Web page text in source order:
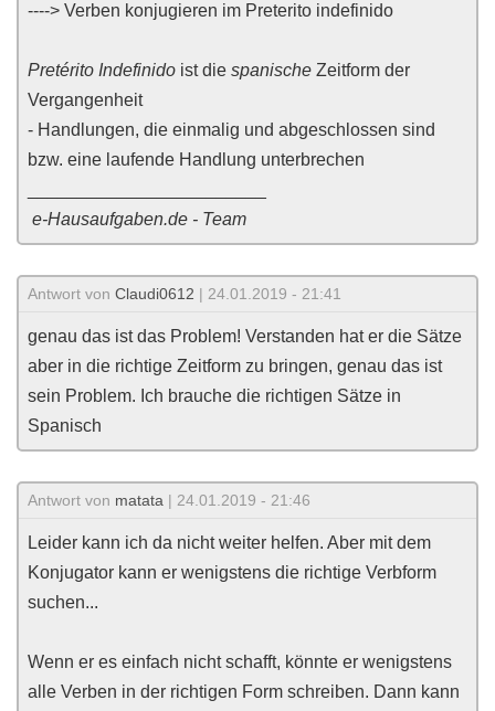
----> Verben konjugieren im Preterito indefinido
Pretérito Indefinido ist die spanische Zeitform der
Vergangenheit
- Handlungen, die einmalig und abgeschlossen sind
bzw. eine laufende Handlung unterbrechen
e-Hausaufgaben.de - Team
Antwort von Claudi0612 | 24.01.2019 - 21:41
genau das ist das Problem! Verstanden hat er die Sätze
aber in die richtige Zeitform zu bringen, genau das ist
sein Problem. Ich brauche die richtigen Sätze in
Spanisch
Antwort von matata | 24.01.2019 - 21:46
Leider kann ich da nicht weiter helfen. Aber mit dem
Konjugator kann er wenigstens die richtige Verbform
suchen...
Wenn er es einfach nicht schafft, könnte er wenigstens
alle Verben in der richtigen Form schreiben. Dann kann